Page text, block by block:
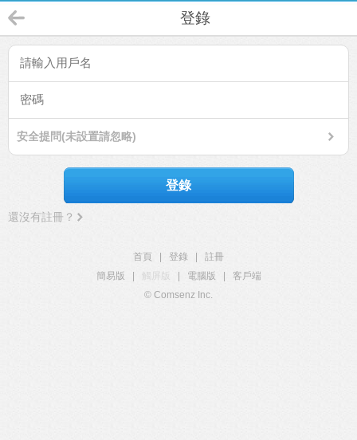
登錄
安全提問(未設置請忽略)
登錄
還沒有註冊？
首頁 登錄
註冊
簡易版
觸屏版 電腦版
客戶端
© Comsenz Inc.